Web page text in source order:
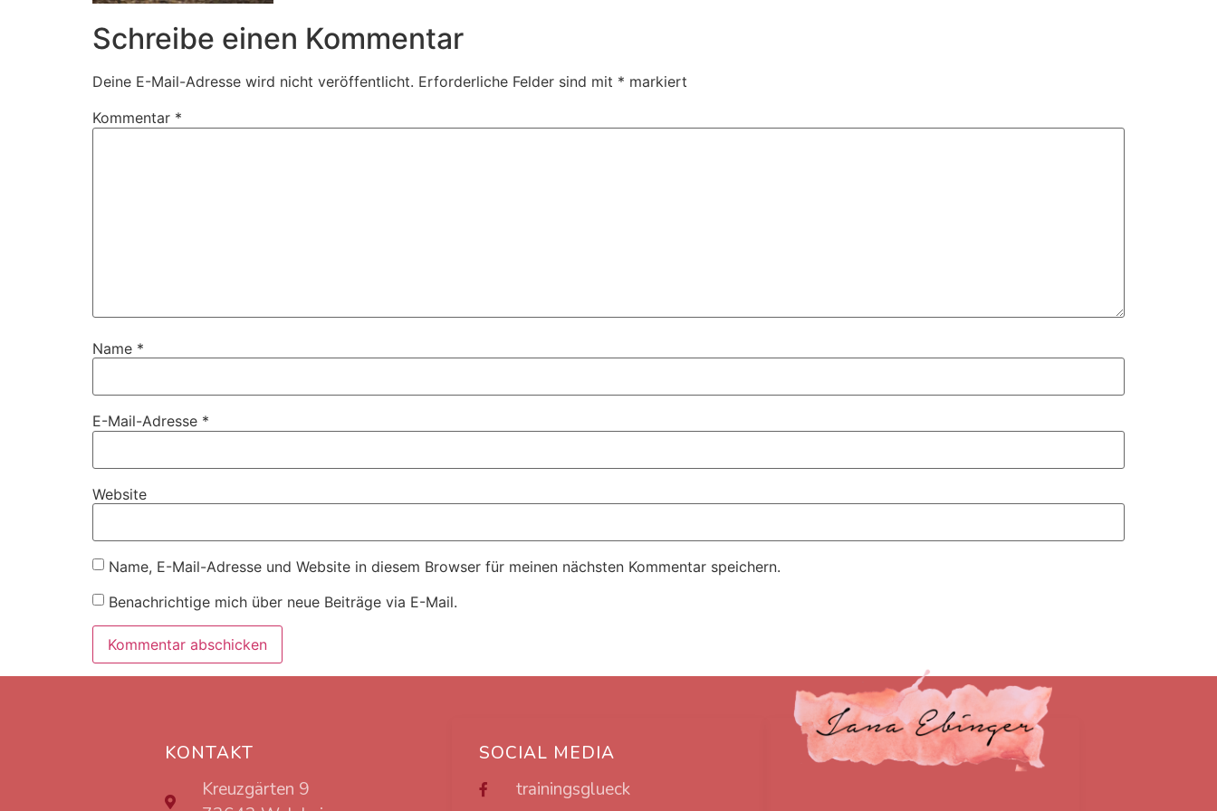
Schreibe einen Kommentar
Deine E-Mail-Adresse wird nicht veröffentlicht. Erforderliche Felder sind mit * markiert
Kommentar *
Name *
E-Mail-Adresse *
Website
Name, E-Mail-Adresse und Website in diesem Browser für meinen nächsten Kommentar speichern.
Benachrichtige mich über neue Beiträge via E-Mail.
KONTAKT
Kreuzgärten 9
SOCIAL MEDIA
trainingsglueck